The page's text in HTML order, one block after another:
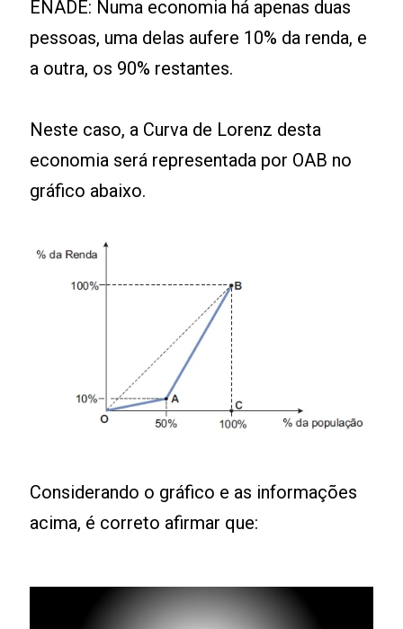
ENADE: Numa economia há apenas duas
pessoas, uma delas aufere 10% da renda, e
a outra, os 90% restantes.
Neste caso, a Curva de Lorenz desta
economia será representada por OAB no
gráfico abaixo.
Considerando o gráfico e as informações
acima, é correto afirmar que: